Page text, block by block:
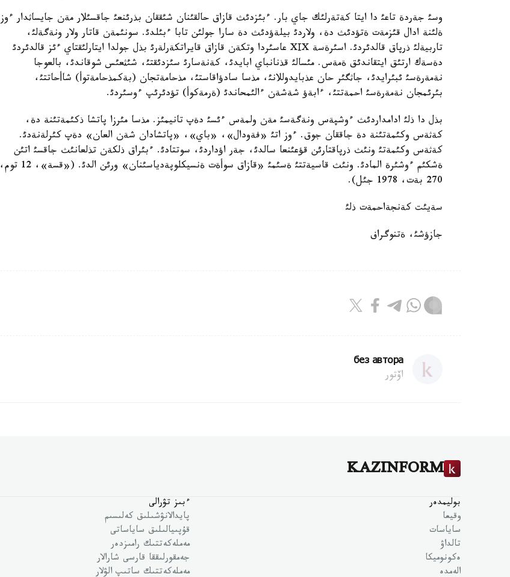
وسئ جةردة تاعئ دا ايتا كةتةرلئك جاي بار. ءبئزدئث قازاق حالقئنان شئققان بذرئنعئ جاقسئلار مةن جايساثدار ءوز
ةلئنة ادال قئزمةت ةتؤدئث دة، ولاردئ بيلةؤدئث دة سارا جولئن تابا ءبئلدئ. سونئمةن قاتار ولار ونةگةلئ،
تاربيةلئ ذرپاق قالدئردئ. اسئرةسة XІX عاسئردا وتكةن قازاق قايراتكةرلةرئ بذل جولدا ايتارلئقتاي ءئز قالدئردئ
دةسةك ارتئق ايتقاندئق ةمةس. مئسالئ قذنانباي ابايدئ، كةنةسارئ سئزدئقتئ، شئثعئس شوقاندئ، بالعوجا
نةمةرةسئ ئبئرايدئ، جاثگئر حان عذبايدوللانئ، مذسا سادؤاقاستئ، مذحامةتجان (بةكمذحامةتوأ) شاأحاتتئ،
بئرئمجان نةمةرةسئ احمةتتئ، ءابةؤ شةشةن ءالئمحاندئ (ةرمةكوأ) تؤدئرئپ ءوسئردئ.
بذل دا ذلئ ادامداردئث ءوشپةس ونةگةسئ مةن ولمةس ءئسئ دةپ تانيمئز. مذسا مئرزا پاتشا ذكئمةتئنة دة،
كةثةس وكئمةتئنة دة جاققان جوق. ءوز اتئ «فةودال»، «باي»، «پاتشادان شةن العان» دةپ كئرلةنةدئ.
كةثةس وكئمةتئ ونئث ذرپاقتارئن قؤعئنعا سالدئ، جةر اؤداردئ، سوتتادئ. ءبئراق ذلكةن تذلعانئث جاقسئ اتئن
ةشكئم ءوشئرة المادئ. ونئث قاسيةتتئ ةسئمئ «قازاق سوأةت ةنسيكلوپةدياسئنان» ورئن الدئ. («قسة»، 12 توم،
270 بةت، 1978 جئل).
سةيئت كةنجةاحمةت ذلئ
جازؤشئ، ةتنوگراف
без автора
اۆتور
KAZINFORM
بوليمدەر
وقيعا
ساياسات
تالداۋ
ەكونوميكا
الەمدە
ءبىز تۋرالى
پايدالانۋشىلىق كەلىسىم
قۇپىيالىلىق ساياساتى
مەملەكەتتىك رامىزدەر
جەمقورلىققا قارسى شارالار
مەملەكەتتىك ساتىپ الۋلار